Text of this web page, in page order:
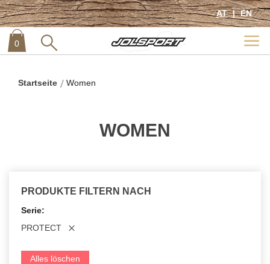
AT EN
00 item
Startseite Women
WOMEN
PRODUKTE FILTERN NACH
Serie
PROTECT
Alles löschen